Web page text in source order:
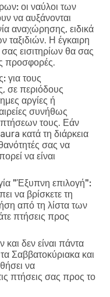
οι ναύλοι των
να αυξάνονται
αναχώρησης, ειδικά
ταξιδιών. Η έγκαιρη
εισιτηρίων θα σας
προσφορές.
για τους
σε περιόδους
αργίες ή
συνήθως
τους. Εάν
κατά τη διάρκεια
σας να
να είναι
"Έξυπνη επιλογή":
να βρίσκετε τη
από τη λίστα των
πτήσεις προς
και δεν είναι πάντα
Σαββατοκύριακα και
να
πτήσεις σας προς το